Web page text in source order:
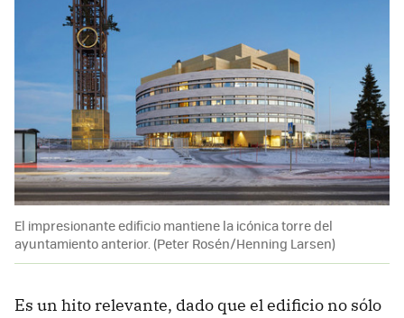
El impresionante edificio mantiene la icónica torre del
ayuntamiento anterior. (Peter Rosén/Henning Larsen)
Es un hito relevante, dado que el edificio no sólo